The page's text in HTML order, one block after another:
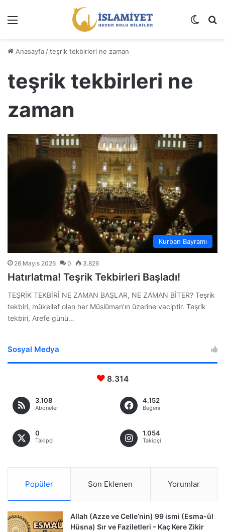
Dış
Anasayfa /teşrik tekbirleri ne zaman
teşrik tekbirleri ne
zaman
Kurban Bayramı
26 Mayıs 2026 0 3.826
Hatırlatma! Teşrik Tekbirleri Başladı!
TEŞRİK TEKBİRİ NE ZAMAN BAŞLAR, NE ZAMAN BİTER? Teşrik
tekbiri, mükellef olan her Müslüman’ın üzerine vaciptir. Teşrik
tekbiri, Arefe günü…
Sosyal Medya
8.314
3.108
Aboneler
4.152
Beğeni
0
Takipçi
1.054
Takipçi
Popüler Son Eklenen Yorumlar
Allah (Azze ve Celle’nin) 99 ismi (Esma-ül
Hüsna) Sır ve Faziletleri – Kaç Kere Zikir